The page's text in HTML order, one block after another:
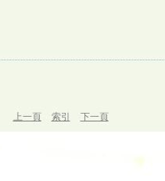
上一頁 索引 下一頁